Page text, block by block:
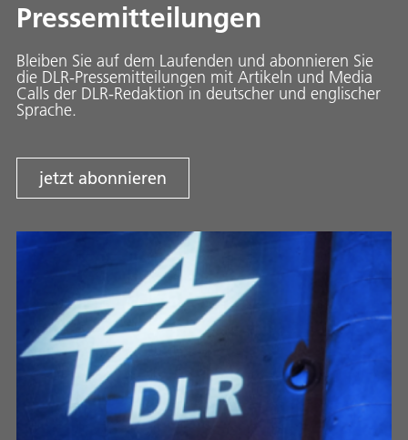
Pressemitteilungen
Bleiben Sie auf dem Laufenden und abonnieren Sie
die DLR-Pressemitteilungen mit Artikeln und Media
Calls der DLR-Redaktion in deutscher und englischer
Sprache.
jetzt abonnieren